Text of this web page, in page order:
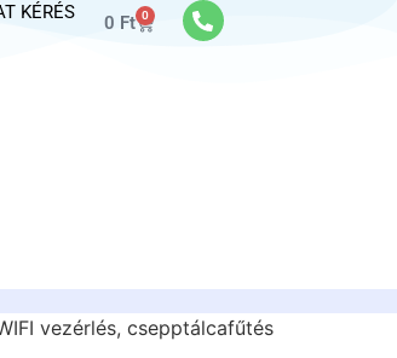
KÉRÉS 0 Ft 0
vezérlés, csepptálcafűtés